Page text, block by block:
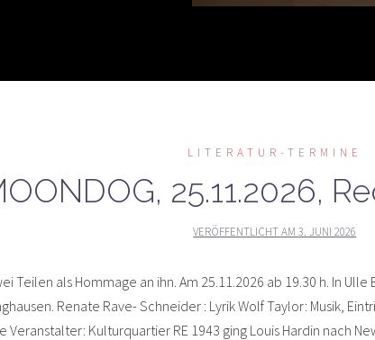
LITERATUR-TERMINE
25.11.2026,
VERÖFFENTLICHT AM3. JUNI 2026
Teilen als Hommage an ihn. Am 25.11.2026 ab 19.30 h. In
Renate Rave- Schneider : Lyrik Wolf Taylor: Musik,
Veranstalter: Kulturquartier RE 1943 ging Louis Hardin nach